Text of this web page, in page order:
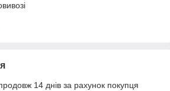
14 днів за рахунок покупця